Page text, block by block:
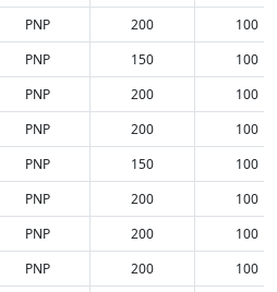
PNP 200
100
PNP 150
100
PNP 200
100
PNP 200
100
PNP 150
100
PNP 200
100
PNP 200
100
PNP 200
100